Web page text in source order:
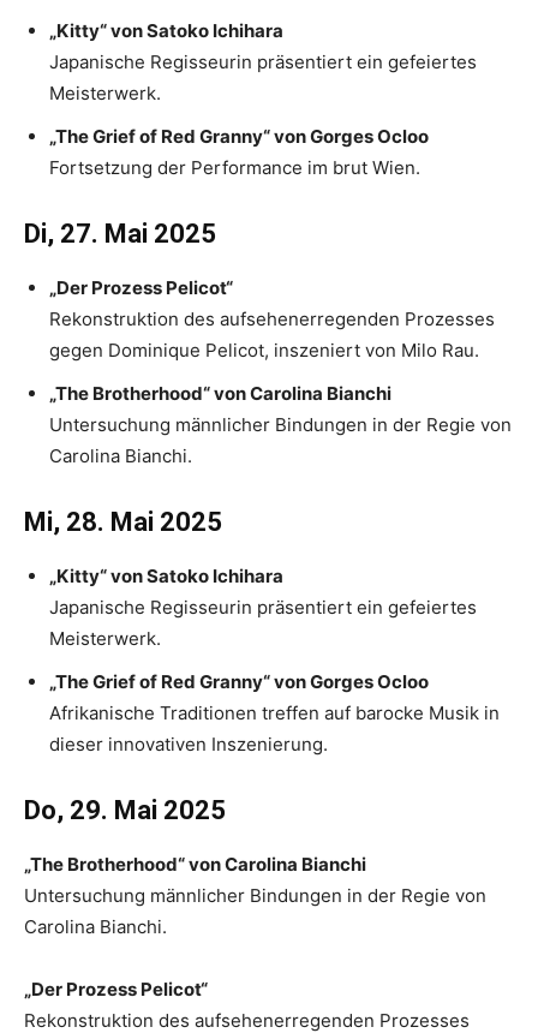
„Kitty“ von Satoko Ichihara
Japanische Regisseurin präsentiert ein gefeiertes
Meisterwerk.
„The Grief of Red Granny“ von Gorges Ocloo
Fortsetzung der Performance im brut Wien.
Di, 27. Mai 2025
„Der Prozess Pelicot“
Rekonstruktion des aufsehenerregenden Prozesses
gegen Dominique Pelicot, inszeniert von Milo Rau.
„The Brotherhood“ von Carolina Bianchi
Untersuchung männlicher Bindungen in der Regie von
Carolina Bianchi.
Mi, 28. Mai 2025
„Kitty“ von Satoko Ichihara
Japanische Regisseurin präsentiert ein gefeiertes
Meisterwerk.
„The Grief of Red Granny“ von Gorges Ocloo
Afrikanische Traditionen treffen auf barocke Musik in
dieser innovativen Inszenierung.
Do, 29. Mai 2025
„The Brotherhood“ von Carolina Bianchi
Untersuchung männlicher Bindungen in der Regie von
Carolina Bianchi.
„Der Prozess Pelicot“
Rekonstruktion des aufsehenerregenden Prozesses